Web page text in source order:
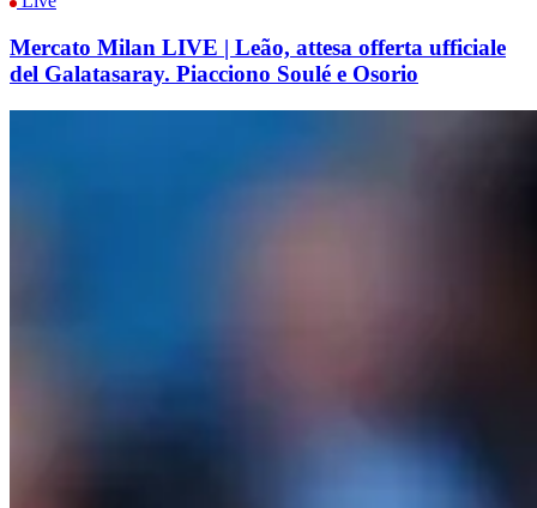
Mercato Milan LIVE | Leão, attesa offerta ufficiale
del Galatasaray. Piacciono Soulé e Osorio